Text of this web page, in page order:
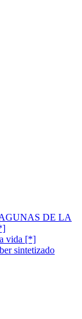
DE LA
vida [*]
sintetizado